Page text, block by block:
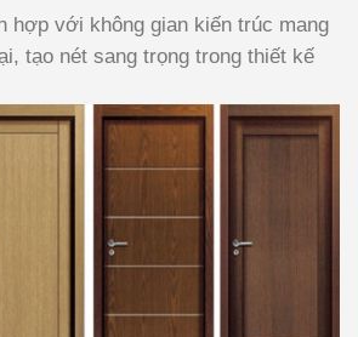
hợp với không gian kiến trúc mang
tạo nét sang trọng trong thiết kế